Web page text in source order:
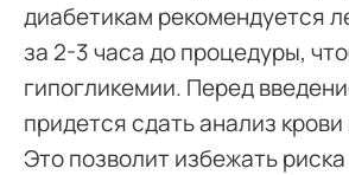
диабетикам рекомендуется
за 2-3 часа до процедуры,
гипогликемии. Перед
придется сдать анализ
Это позволит избежать риска